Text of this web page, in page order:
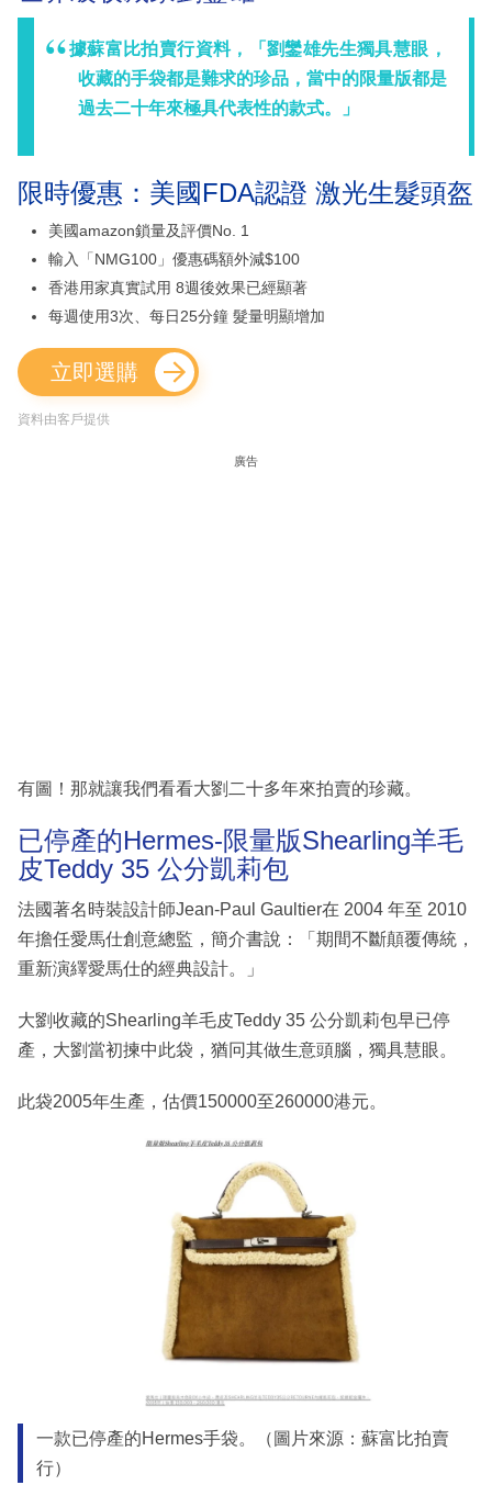
據蘇富比拍賣行資料，「劉鑾雄先生獨具慧眼，
收藏的手袋都是難求的珍品，當中的限量版都是
過去二十年來極具代表性的款式。」
限時優惠：美國FDA認證 激光生髮頭盔
美國amazon鎖量及評價No. 1
輸入「NMG100」優惠碼額外減$100
香港用家真實試用 8週後效果已經顯著
每週使用3次、每日25分鐘 髮量明顯增加
立即選購
資料由客戶提供
廣告
有圖！那就讓我們看看大劉二十多年來拍賣的珍藏。
已停產的Hermes-限量版Shearling羊毛
皮Teddy 35 公分凱莉包
法國著名時裝設計師Jean-Paul Gaultier在 2004 年至 2010
年擔任愛馬仕創意總監，簡介書說：「期間不斷顛覆傳統，
重新演繹愛馬仕的經典設計。」
大劉收藏的Shearling羊毛皮Teddy 35 公分凱莉包早已停
產，大劉當初揀中此袋，猶冋其做生意頭腦，獨具慧眼。
此袋2005年生產，估價150000至260000港元。
一款已停產的Hermes手袋。（圖片來源：蘇富比拍賣
行）